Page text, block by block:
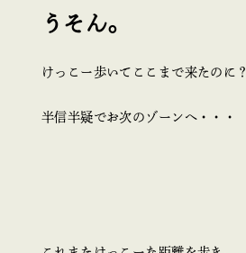
うそん。
けっこー歩いてここまで来たのに？
半信半疑でお次のゾーンへ・・・